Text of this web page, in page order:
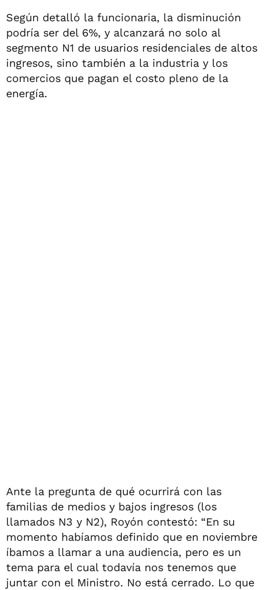
Según detalló la funcionaria, la disminución
podría ser del 6%, y alcanzará no solo al
segmento N1 de usuarios residenciales de altos
ingresos, sino también a la industria y los
comercios que pagan el costo pleno de la
energía.
Ante la pregunta de qué ocurrirá con las
familias de medios y bajos ingresos (los
llamados N3 y N2), Royón contestó: “En su
momento habíamos definido que en noviembre
íbamos a llamar a una audiencia, pero es un
tema para el cual todavía nos tenemos que
juntar con el Ministro. No está cerrado. Lo que